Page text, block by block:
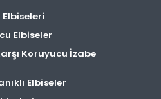
Elbiseler
Koruyucu İzabe
Elbiseler